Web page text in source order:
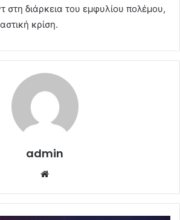
στη διάρκεια του εμφυλίου πολέμου,
κρίση.
admin